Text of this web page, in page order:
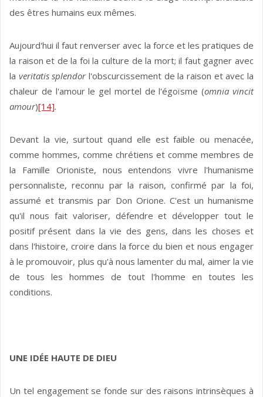
des êtres humains eux mêmes.
Aujourd'hui il faut renverser avec la force et les pratiques de
la raison et de la foi la culture de la mort; il faut gagner avec
la veritatis splendorl'obscurcissement de la raison et avec la
chaleur de l'amour le gel mortel de l'égoïsme (omnia vincit
amour)[14].
Devant la vie, surtout quand elle est faible ou menacée,
comme hommes, comme chrétiens et comme membres de
la Famille Orioniste, nous entendons vivre l'humanisme
personnaliste, reconnu par la raison, confirmé par la foi,
assumé et transmis par Don Orione. C'est un humanisme
qu'il nous fait valoriser, défendre et développer tout le
positif présent dans la vie des gens, dans les choses et
dans l'histoire, croire dans la force du bien et nous engager
à le promouvoir, plus qu'à nous lamenter du mal, aimer la vie
de tous les hommes de tout l'homme en toutes les
conditions.
UNE IDÉE HAUTE DE DIEU
Un tel engagement se fonde sur des raisons intrinsèques à